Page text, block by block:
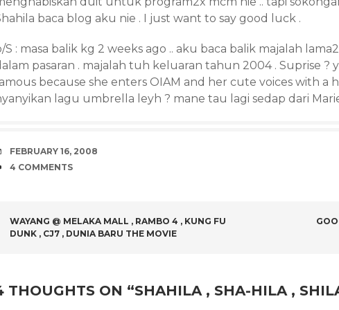
baca blog aku nie . I just want to say good luck .
S : masa balik kg 2 weeks ago .. aku baca balik majalah
pasaran . majalah tuh keluaran tahun 2004 . Suprise ?
because she enters OIAM and her cute voices with a
lagu umbrella leyh ? mane tau lagi sedap dari
DATE
FEBRUARY 16, 2008
COMMENTS
4 COMMENTS
WAYANG @ MELAKA MALL , RAMBO 4 , KUNG FU
DUNK , CJ7 , DUNIA BARU THE MOVIE
THOUGHTS ON “SHAHILA , SHA-HILA ,